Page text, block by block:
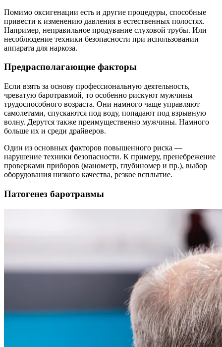
Помимо оксигенации есть и другие процедуры, способные
привести к изменению давления в естественных полостях.
Например, неправильное продувание слуховой трубы. Или
несоблюдение техники безопасности при использовании
аппарата для наркоза.
Предрасполагающие факторы
Если взять за основу профессиональную деятельность,
чреватую баротравмой, то особенно рискуют мужчины
трудоспособного возраста. Они намного чаще управляют
самолетами, спускаются под воду, попадают под взрывную
волну. Дерутся также преимущественно мужчины. Намного
больше их и среди драйверов.
Один из основных факторов повышенного риска —
нарушение техники безопасности. К примеру, пренебрежение
проверками приборов (манометр, глубиномер и пр.), выбор
оборудования низкого качества, резкое всплытие.
Патогенез баротравмы